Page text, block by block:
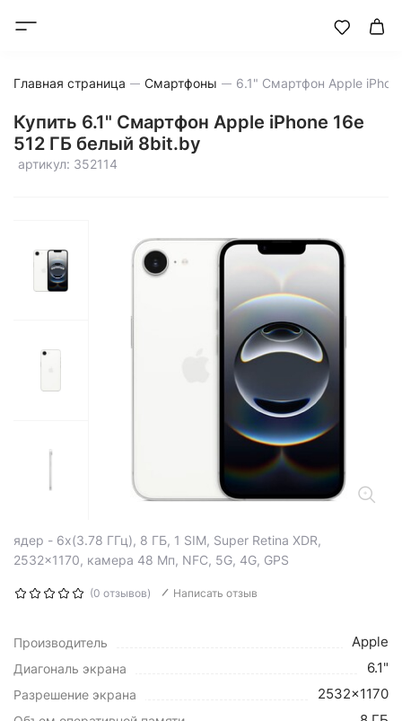
Главная страница Смартфоны
Купить 6.1" Смартфон Apple iPhone 16e
512 ГБ белый 8bit.by
артикул: 352114
ядер - 6x(3.78 ГГц), 8 ГБ, 1 SIM, Super Retina XDR,
2532x1170, камера 48 Мп, NFC, 5G, 4G, GPS
(0 отзывов) Написать отзыв
Производитель Apple
Диагональ экрана 6.1"
Разрешение экрана 2532x1170